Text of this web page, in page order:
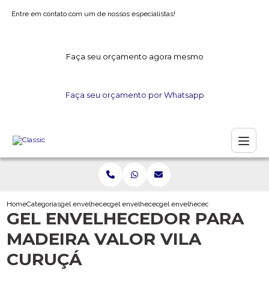
Entre em contato com um de nossos especialistas!
Faça seu orçamento agora mesmo
Faça seu orçamento por Whatsapp
HomeCategoriasgel envelhecedorgel envelhecedor para artesanato
gel envelhecedor para madeira
GEL ENVELHECEDOR PARA
MADEIRA VALOR VILA
CURUÇÁ